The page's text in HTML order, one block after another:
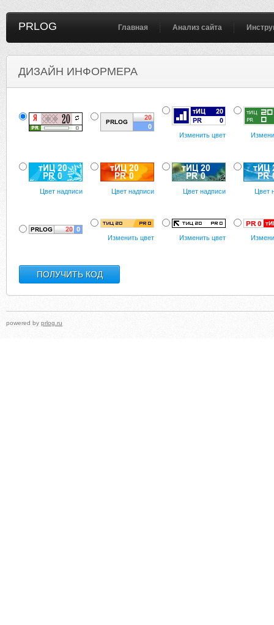
PRLOG Главная Анализ сайта
ДИЗАЙН ИНФОРМЕРА
Изменить цвет
Цвет надписи Цвет надписи Цвет надписи Цвет
Изменить цвет Изменить цвет
powered by prlog.ru